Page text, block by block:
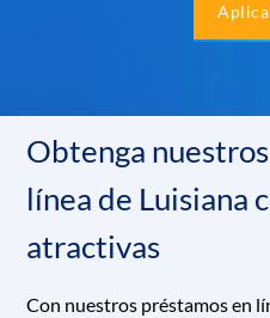
Aplica
Obtenga
línea de Luisiana
atractivas
Con nuestros préstamos en